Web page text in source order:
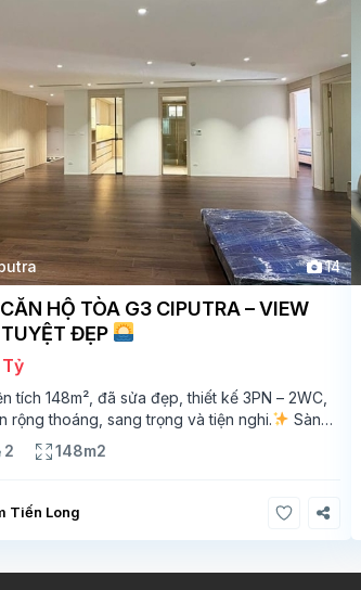
14
HỘ TÒA G3 CIPUTRA – VIEW
ĐẸP
Tỷ
tích 148m², đã sửa đẹp, thiết kế 3PN – 2WC,
rộng thoáng, sang trọng và tiện nghi.
Sàn
ánh sáng tự nhiên chan hòa, view hồ Tây đắt
2 148m2
Tiến Long